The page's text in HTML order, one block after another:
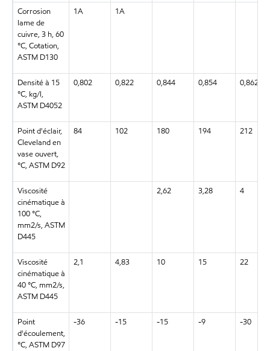
Corrosion
lame de
cuivre, 3 h, 60
°C, Cotation,
ASTM D130
1A 1A
Densité à 15
°C, kg/l,
ASTM D4052
0,802 0,822 0,844 0,854 0,862
Point d'éclair,
Cleveland en
vase ouvert,
°C, ASTM D92
84 102 180 194 212
Viscosité
cinématique à
100 °C,
mm2/s, ASTM
D445
2,62 3,28 4
Viscosité
cinématique à
40 °C, mm2/s,
ASTM D445
2,1 4,83 10 15 22
Point
d'écoulement,
°C, ASTM D97
-36 -15 -15 -9 -30